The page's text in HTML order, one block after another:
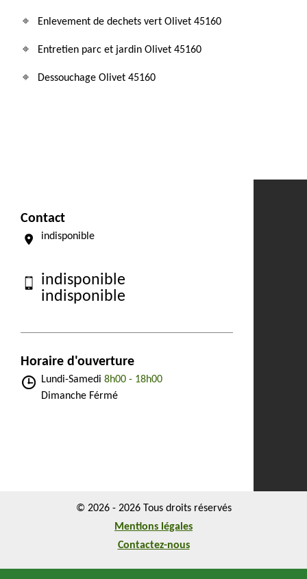
Enlevement de dechets vert Olivet 45160
Entretien parc et jardin Olivet 45160
Dessouchage Olivet 45160
Contact
indisponible
indisponible
indisponible
Horaire d'ouverture
Lundi-Samedi 8h00 - 18h00
Dimanche Férmé
© 2026 - 2026 Tous droits réservés
Mentions légales
Contactez-nous